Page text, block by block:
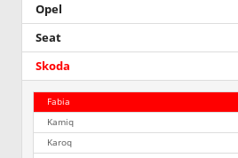
Opel
Seat
Skoda
Fabia
Kamiq
Karoq